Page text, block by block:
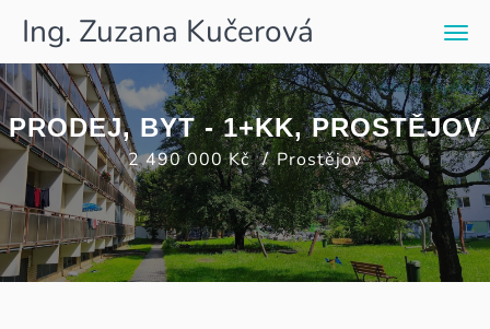
Ing. Zuzana Kučerová
PRODEJ, BYT - 1+KK, PROSTĚJOV
2 490 000 Kč Prostějov